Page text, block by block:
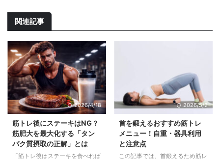
関連記事
2026/4/18
筋トレ後にステーキはNG？
筋肥大を最大化する「タン
パク質摂取の正解」とは
「筋トレ後はステーキを食べれば
2026/5/2
首を鍛えるおすすめ筋トレ
メニュー！自重・器具利用
と注意点
この記事では、首鍛えるため筋レ